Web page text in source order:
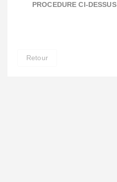
PROCEDURE CI-DESSUS
Retour